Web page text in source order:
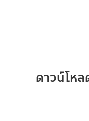
ดาวน์โห